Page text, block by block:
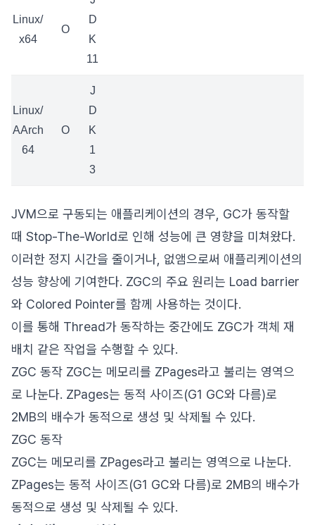
Linux/
x64
O
D
K
11
Linux/
AArch
64
O
J
D
K
1
3
JVM으로 구동되는 애플리케이션의 경우, GC가 동작할
때 Stop-The-World로 인해 성능에 큰 영향을 미쳐왔다.
이러한 정지 시간을 줄이거나, 없앰으로써 애플리케이션의
성능 향상에 기여한다. ZGC의 주요 원리는 Load barrier
와 Colored Pointer를 함께 사용하는 것이다.
이를 통해 Thread가 동작하는 중간에도 ZGC가 객체 재
배치 같은 작업을 수행할 수 있다.
ZGC 동작 ZGC는 메모리를 ZPages라고 불리는 영역으
로 나눈다. ZPages는 동적 사이즈(G1 GC와 다름)로
2MB의 배수가 동적으로 생성 및 삭제될 수 있다.
ZGC 동작
ZGC는 메모리를 ZPages라고 불리는 영역으로 나눈다.
ZPages는 동적 사이즈(G1 GC와 다름)로 2MB의 배수가
동적으로 생성 및 삭제될 수 있다.